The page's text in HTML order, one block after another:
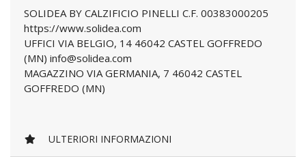
SOLIDEA BY CALZIFICIO PINELLI C.F. 00383000205
https://www.solidea.com
UFFICI VIA BELGIO, 14 46042 CASTEL GOFFREDO
(MN) info@solidea.com
MAGAZZINO VIA GERMANIA, 7 46042 CASTEL
GOFFREDO (MN)
ULTERIORI INFORMAZIONI